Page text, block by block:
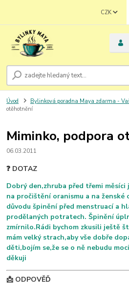
CZK
Úvod Bylinková poradna Maya zdarma -
otěhotnění
Miminko, podpora
06.03.2011
❓ DOTAZ
Dobrý den,zhruba před třemi měsíci
na pročištění oranismu a na ženské
důvodu špinění před menstruací a
prodělaných potratech. Špinění
zmírnilo.Rádi bychom zkusili ještě
mám velký strach,aby vše dobře
děti,bojím se,že se o ně nebudu
děkuji
📩 ODPOVĚĎ